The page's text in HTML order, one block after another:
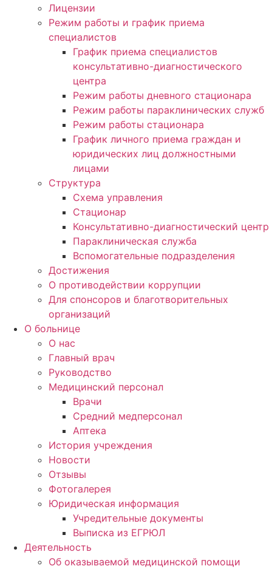
Лицензии
Режим работы и график приема
специалистов
График приема специалистов
консультативно-диагностического
центра
Режим работы дневного стационара
Режим работы параклинических служб
Режим работы стационара
График личного приема граждан и
юридических лиц должностными
лицами
Структура
Схема управления
Стационар
Консультативно-диагностический центр
Параклиническая служба
Вспомогательные подразделения
Достижения
О противодействии коррупции
Для спонсоров и благотворительных
организаций
О больнице
О нас
Главный врач
Руководство
Медицинский персонал
Врачи
Средний медперсонал
Аптека
История учреждения
Новости
Отзывы
Фотогалерея
Юридическая информация
Учредительные документы
Выписка из ЕГРЮЛ
Деятельность
Об оказываемой медицинской помощи